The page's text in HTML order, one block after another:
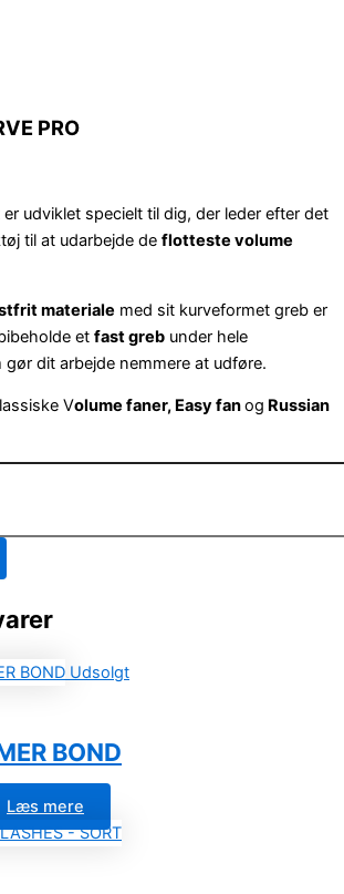
PRO
udviklet specielt til dig, der leder efter det
til at udarbejde de flotteste volume
materiale med sit kurveformet greb er
et fast greb under hele
dit arbejde nemmere at udføre.
Volume faner, Easy fanog Russian
Udsolgt
BOND
Læs mere